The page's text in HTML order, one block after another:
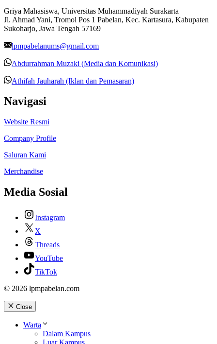
Griya Mahasiswa, Universitas Muhammadiyah Surakarta
Jl. Ahmad Yani, Tromol Pos 1 Pabelan, Kec. Kartasura, Kabupaten
Sukoharjo, Jawa Tengah 57169
lpmpabelanums@gmail.com
Abdurrahman Muzaki (Media dan Komunikasi)
Athifah Jauharah (Iklan dan Pemasaran)
Navigasi
Website Resmi
Company Profile
Saluran Kami
Merchandise
Media Sosial
Instagram
X
Threads
YouTube
TikTok
© 2026 lpmpabelan.com
Close
Warta
Dalam Kampus
Luar Kampus